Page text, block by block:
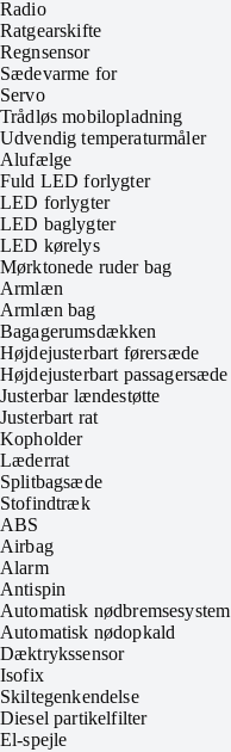
Radio
Ratgearskifte
Regnsensor
Sædevarme for
Servo
Trådløs mobilopladning
Udvendig temperaturmåler
Alufælge
Fuld LED forlygter
LED forlygter
LED baglygter
LED kørelys
Mørktonede ruder bag
Armlæn
Armlæn bag
Bagagerumsdækken
Højdejusterbart førersæde
Højdejusterbart passagersæde
Justerbar lændestøtte
Justerbart rat
Kopholder
Læderrat
Splitbagsæde
Stofindtræk
ABS
Airbag
Alarm
Antispin
Automatisk nødbremsesystem
Automatisk nødopkald
Dæktrykssensor
Isofix
Skiltegenkendelse
Diesel partikelfilter
El-spejle